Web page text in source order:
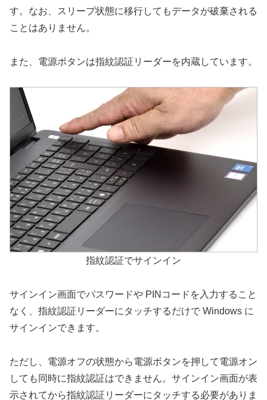
す。なお、スリープ状態に移行してもデータが破棄される
ことはありません。
また、電源ボタンは指紋認証リーダーを内蔵しています。
指紋認証でサインイン
サインイン画面でパスワードや PINコードを入力すること
なく、指紋認証リーダーにタッチするだけで Windows に
サインインできます。
ただし、電源オフの状態から電源ボタンを押して電源オン
しても同時に指紋認証はできません。サインイン画面が表
示されてから指紋認証リーダーにタッチする必要がありま